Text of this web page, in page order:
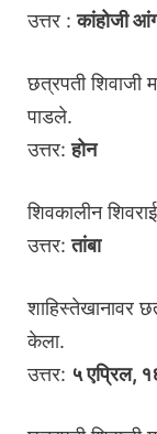
उत्तर :कांहोजी
छत्रपती शिवाजी
पाडले.
उत्तर:होन
शिवकालीन
उत्तर:तांबा
शाहिस्तेखानावर
केला.
उत्तर: ५ एप्रिल,